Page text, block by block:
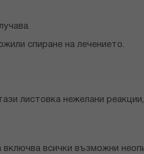
спиране на лечението.
листовка нежелани
всички възможни